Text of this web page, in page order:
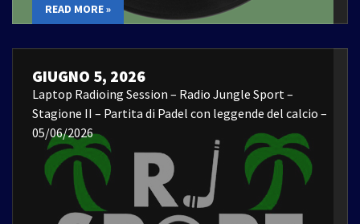
READ MORE »
GIUGNO 5, 2026
Laptop Radioing Session – Radio Jungle Sport –
Stagione II – Partita di Padel con leggende del calcio –
05/06/2026